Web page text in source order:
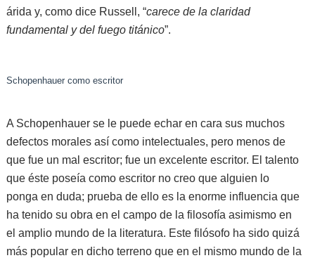
árida y, como dice Russell, “carece de la claridad
fundamental y del fuego titánico”.
Schopenhauer como escritor
A Schopenhauer se le puede echar en cara sus muchos
defectos morales así como intelectuales, pero menos de
que fue un mal escritor; fue un excelente escritor. El talento
que éste poseía como escritor no creo que alguien lo
ponga en duda; prueba de ello es la enorme influencia que
ha tenido su obra en el campo de la filosofía asimismo en
el amplio mundo de la literatura. Este filósofo ha sido quizá
más popular en dicho terreno que en el mismo mundo de la